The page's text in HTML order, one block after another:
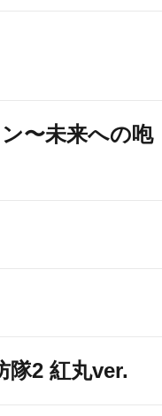
〜未来への咆
隊2 紅丸ver.